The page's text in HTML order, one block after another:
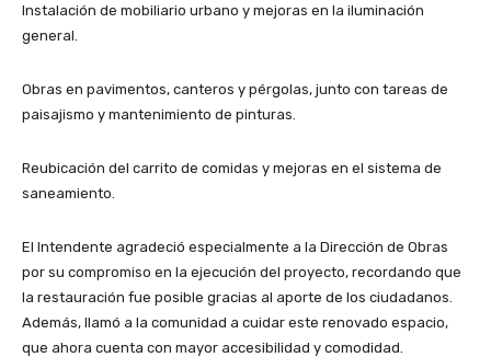
Instalación de mobiliario urbano y mejoras en la iluminación
general.
Obras en pavimentos, canteros y pérgolas, junto con tareas de
paisajismo y mantenimiento de pinturas.
Reubicación del carrito de comidas y mejoras en el sistema de
saneamiento.
El Intendente agradeció especialmente a la Dirección de Obras
por su compromiso en la ejecución del proyecto, recordando que
la restauración fue posible gracias al aporte de los ciudadanos.
Además, llamó a la comunidad a cuidar este renovado espacio,
que ahora cuenta con mayor accesibilidad y comodidad.